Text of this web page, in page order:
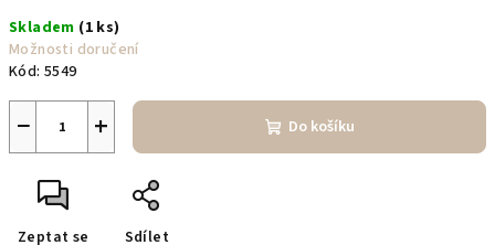
cena:
Skladem (1 ks)
Možnosti doručení
Kód: 5549
+
− Do košíku
Zeptat se Sdílet